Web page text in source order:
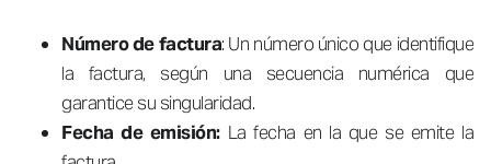
Número de factura: Un número único que identifique
la factura, según una secuencia numérica que
garantice su singularidad.
Fecha de emisión:La fecha en la que se emite la